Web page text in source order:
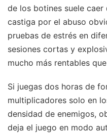
de los botines suele
castiga por el abuso
pruebas de estrés en
sesiones cortas y
mucho más rentables
Si juegas dos horas de
multiplicadores solo en
densidad de enemigos,
deja el juego en modo